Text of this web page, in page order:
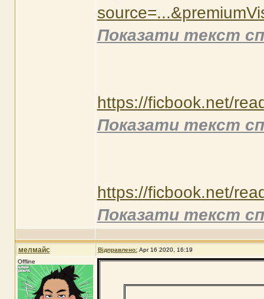
Показати текст
https://ficbook.net/
Показати текст
https://ficbook.net/
Показати текст
мелмайс Відправлено: Apr 16 2020, 16:19
Offline